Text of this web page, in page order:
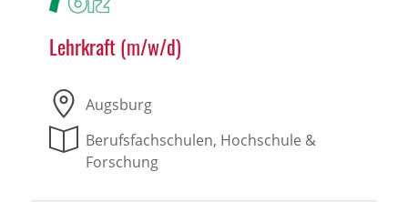
Lehrkraft (m/w/d)
Augsburg
Berufsfachschulen, Hochschule &
Forschung